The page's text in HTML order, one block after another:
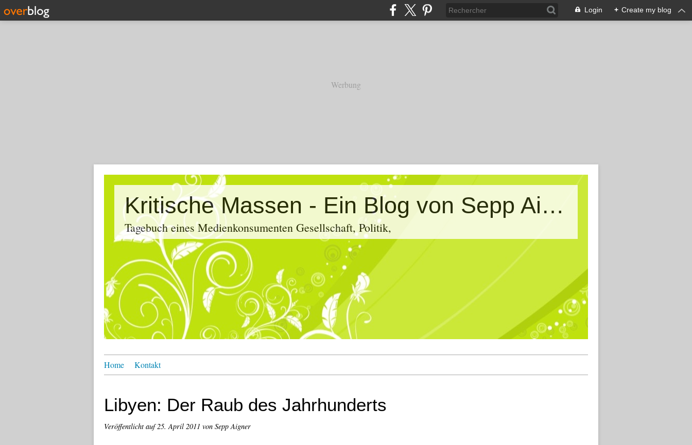
Login + Create my blog
Werbung
Kritische Massen - Ein Blog von Sepp Aigner
Tagebuch eines Medienkonsumenten Gesellschaft, Politik,
Home Kontakt
Libyen: Der Raub des Jahrhunderts
Veröffentlicht auf25. April 2011 von Sepp Aigner